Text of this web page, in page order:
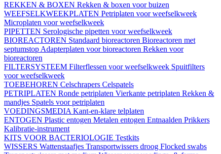
REKKEN & BOXEN Rekken & boxen voor buizen
WEEFSELKWEEKPLATEN Petriplaten voor weefselkweek
Microplaten voor weefselkweek
PIPETTEN Serologische pipetten voor weefselkweek
BIOREACTOREN Standaard bioreactoren Bioreactoren met
septumstop Adapterplaten voor bioreactoren Rekken voor
bioreactoren
FILTERSYSTEEM Filterflessen voor weefselkweek Spuitfilters
voor weefselkweek
TOEBEHOREN Celschrapers Celspatels
PETRIPLATEN Ronde petriplaten Vierkante petriplaten Rekken &
mandjes Spatels voor petriplaten
VOEDINGSMEDIA Kant-en-klare telplaten
ENTOGEN Plastic entogen Metalen entogen Entnaalden Prikkers
Kalibratie-instrument
KITS VOOR BACTERIOLOGIE Testkits
WISSERS Wattenstaafjes Transportwissers droog Flocked swabs